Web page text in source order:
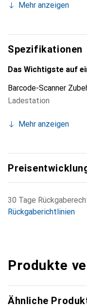
Zugriff auf die
Schnittstelle ist dieser
Unternehmen, die auf
Aufbewahrung ihrer
Kompatibilität mit
Mehr anzeigen
Spezifikationen
Das Wichtigste auf
Barcode-Scanner
Ladestation
Mehr anzeigen
30 Tage
Rückgaberichtlinien
Produkte
Ähnliche